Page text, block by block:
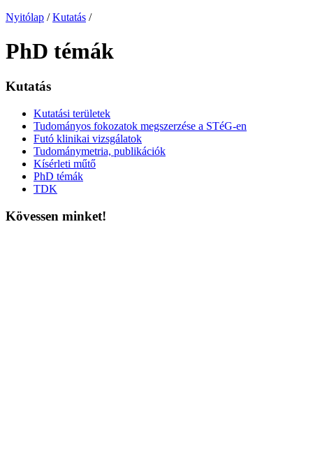
Nyitólap / Kutatás /
PhD témák
Kutatás
Kutatási területek
Tudományos fokozatok megszerzése a STéG-en
Futó klinikai vizsgálatok
Tudománymetria, publikációk
Kísérleti műtő
PhD témák
TDK
Kövessen minket!